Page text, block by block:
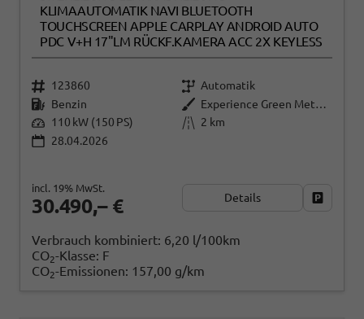
KLIMAAUTOMATIK NAVI BLUETOOTH
TOUCHSCREEN APPLE CARPLAY ANDROID AUTO
PDC V+H 17"LM RÜCKF.KAMERA ACC 2X KEYLESS
123860
Automatik
Benzin
Experience Green Metallic
110 kW (150 PS)
2 km
28.04.2026
30.490,– €
incl. 19% MwSt.
Details
Verbrauch kombiniert: 6,20 l/100km
CO2-Klasse: F
CO2-Emissionen: 157,00 g/km